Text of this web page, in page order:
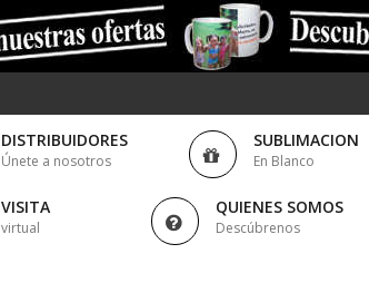
DISTRIBUIDORES
Únete a nosotros
SUBLIMACION
En Blanco
VISITA
virtual
QUIENES SOMOS
Descúbrenos